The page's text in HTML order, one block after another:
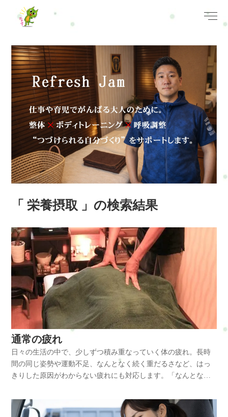
「 栄養摂取 」の検索結果
通常の疲れ
日々の生活の中で、少しずつ積み重なっていく体の疲れ。長時
間の同じ姿勢や運動不足、なんとなく続く重だるさなど、はっ
きりした原因がわからない疲れにも対応します。「なんとなく
簡易表メイン◆ボディケア（整体）◆学生割引パーツ◆リフレ
クソロジー◆ドライヘッドスパ◆骨盤矯正◆セットコース通常